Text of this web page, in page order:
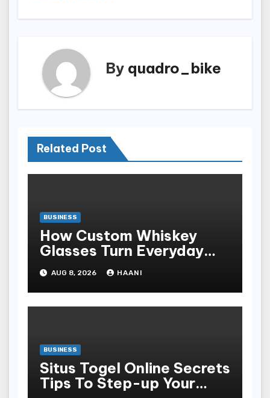
By quadro_bike
Related Post
BUSINESS
How Custom Whiskey
Glasses Turn Everyday
Moments Into Something
Special
AUG 8, 2026 HAANI
BUSINESS
Situs Togel Online Secrets
Tips To Step-up Your